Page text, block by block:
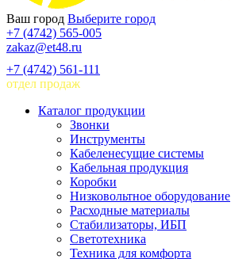
Ваш город Выберите город
+7 (4742) 565-005
zakaz@et48.ru
+7 (4742) 561-111
отдел продаж
Каталог продукции
Звонки
Инструменты
Кабеленесущие системы
Кабельная продукция
Коробки
Низковольтное оборудование
Расходные материалы
Стабилизаторы, ИБП
Светотехника
Техника для комфорта